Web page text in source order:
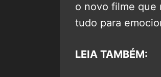
o novo filme que
tudo para
LEIA TAMBÉM: